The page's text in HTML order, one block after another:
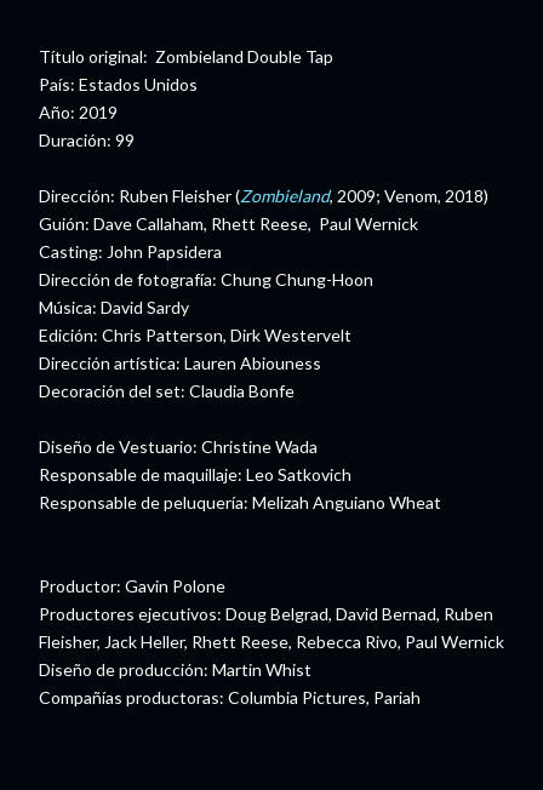
Título original: Zombieland Double Tap
País: Estados Unidos
Año: 2019
Duración: 99
Dirección: Ruben Fleisher (Zombieland, 2009; Venom, 2018)
Guión: Dave Callaham, Rhett Reese, Paul Wernick
Casting: John Papsidera
Dirección de fotografía: Chung Chung-Hoon
Música: David Sardy
Edición: Chris Patterson, Dirk Westervelt
Dirección artística: Lauren Abiouness
Decoración del set: Claudia Bonfe
Diseño de Vestuario: Christine Wada
Responsable de maquillaje: Leo Satkovich
Responsable de peluquería: Melizah Anguiano Wheat
Productor: Gavin Polone
Productores ejecutivos: Doug Belgrad, David Bernad, Ruben
Fleisher, Jack Heller, Rhett Reese, Rebecca Rivo, Paul Wernick
Diseño de producción: Martin Whist
Compañías productoras: Columbia Pictures, Pariah